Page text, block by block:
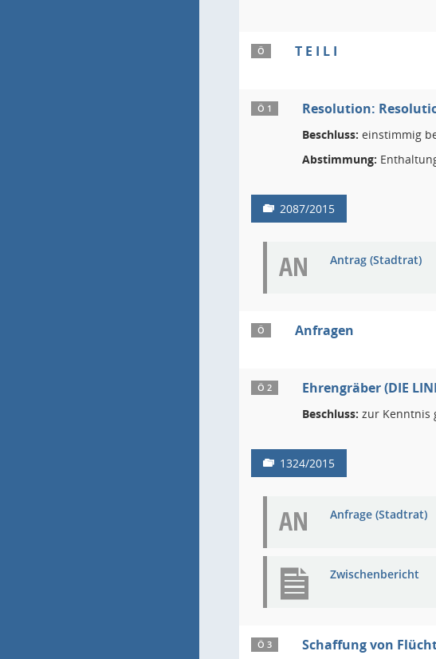
Ö T E I L I
Ö 1 Resolution:
Beschluss: einstimmig
Abstimmung:
2087/2015
AN Antrag (Stadtrat)
Ö Anfragen
Ö 2 Ehrengräber (DIE
Beschluss: zur Kenntnis
1324/2015
AN Anfrage (Stadtrat)
Zwischenbericht
Ö 3 Schaffung von